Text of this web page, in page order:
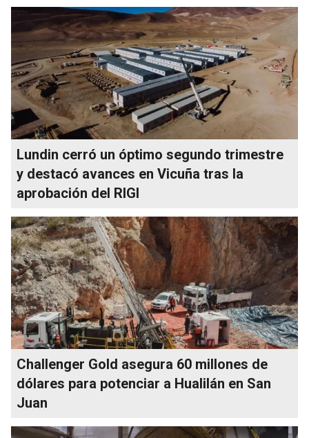
Lundin cerró un óptimo segundo trimestre
y destacó avances en Vicuña tras la
aprobación del RIGI
Challenger Gold asegura 60 millones de
dólares para potenciar a Hualilán en San
Juan